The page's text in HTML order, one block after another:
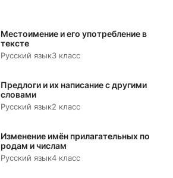
Местоимение и его употребление в
тексте
Русский язык3 класс
Предлоги и их написание с другими
словами
Русский язык2 класс
Изменение имён прилагательных по
родам и числам
Русский язык4 класс